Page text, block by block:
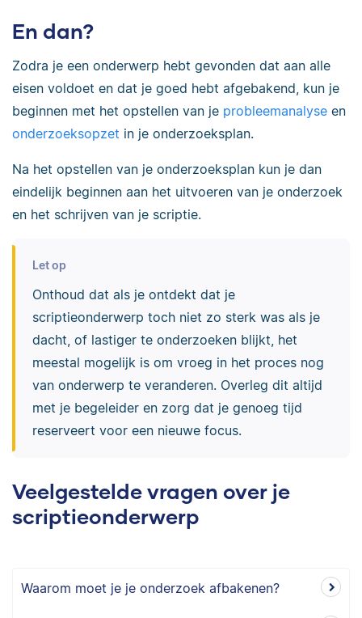
En dan?
Zodra je een onderwerp hebt gevonden dat aan alle
eisen voldoet en dat je goed hebt afgebakend, kun je
beginnen met het opstellen van je probleemanalyse en
onderzoeksopzet in je onderzoeksplan.
Na het opstellen van je onderzoeksplan kun je dan
eindelijk beginnen aan het uitvoeren van je onderzoek
en het schrijven van je scriptie.
Let op
Onthoud dat als je ontdekt dat je
scriptieonderwerp toch niet zo sterk was als je
dacht, of lastiger te onderzoeken blijkt, het
meestal mogelijk is om vroeg in het proces nog
van onderwerp te veranderen. Overleg dit altijd
met je begeleider en zorg dat je genoeg tijd
reserveert voor een nieuwe focus.
Veelgestelde vragen over je
scriptieonderwerp
Waarom moet je je onderzoek afbakenen?